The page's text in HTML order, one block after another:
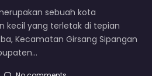
sebuah kota
kecil yang terletak di tepian
Kecamatan Girsang Sipangan